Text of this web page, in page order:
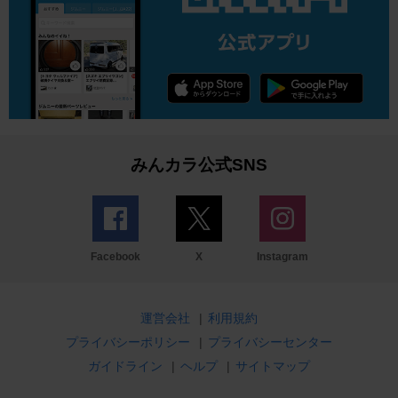
みんカラ公式SNS
Facebook X Instagram
運営会社 | 利用規約
プライバシーポリシー
| プライバシーセンター
ガイドライン
| ヘルプ | サイトマップ